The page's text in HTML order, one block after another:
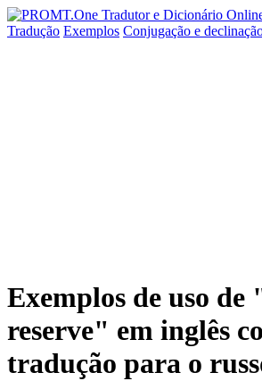
Tradução Exemplos Conjugação e
Exemplos de uso de
reserve" em inglês
tradução para o